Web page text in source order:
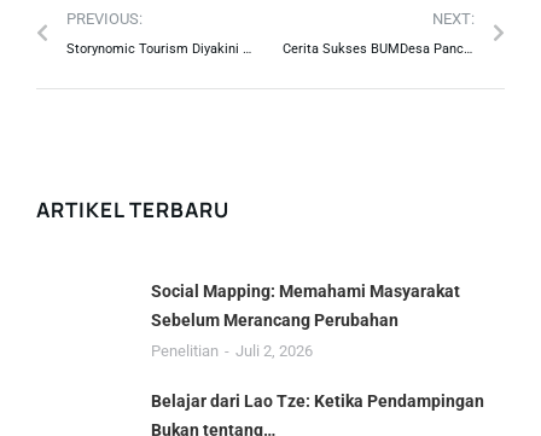
PREVIOUS:
Storynomic Tourism Diyakini Dapat Meningkatkan Daya Tarik Wisatawan
NEXT:
Cerita Sukses BUMDesa Panca Mandala dan Desa Wisata Tugu Utara
ARTIKEL TERBARU
Social Mapping: Memahami Masyarakat
Sebelum Merancang Perubahan
Penelitian Juli 2, 2026
Belajar dari Lao Tze: Ketika Pendampingan
Bukan tentang…